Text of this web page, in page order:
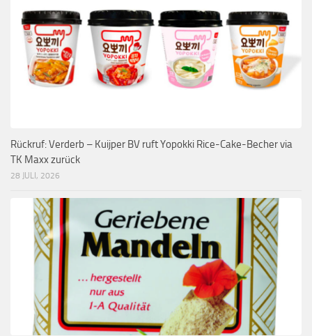
Rückruf: Verderb – Kuijper BV ruft Yopokki Rice-Cake-Becher via
TK Maxx zurück
28 JULI, 2026